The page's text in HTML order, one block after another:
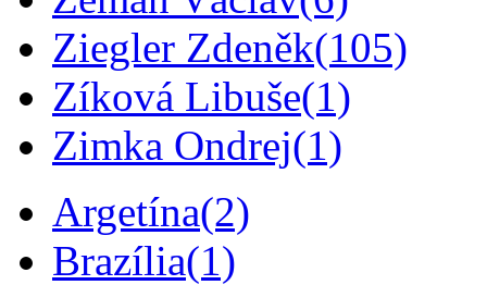
Ziegler Zdeněk(105)
Zíková Libuše(1)
Zimka Ondrej(1)
Argetína(2)
Brazília(1)